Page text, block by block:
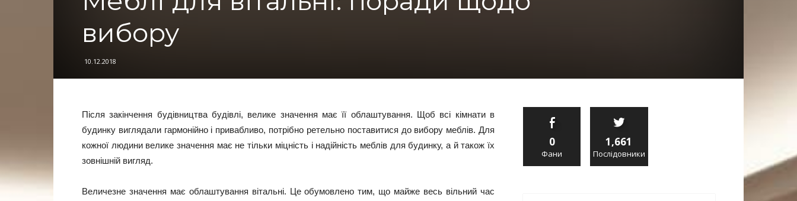
вибору
10.12.2018
Після закінчення будівництва будівлі, велике значення має її облаштування. Щоб всі кімнати в
будинку виглядали гармонійно і привабливо, потрібно ретельно поставитися до вибору меблів. Для
кожної людини велике значення має не тільки міцність і надійність меблів для будинку, а й також їх
зовнішній вигляд.
Величезне значення має облаштування вітальні. Це обумовлено тим, що майже весь вільний час
0
Фани
1,661
Послідовники